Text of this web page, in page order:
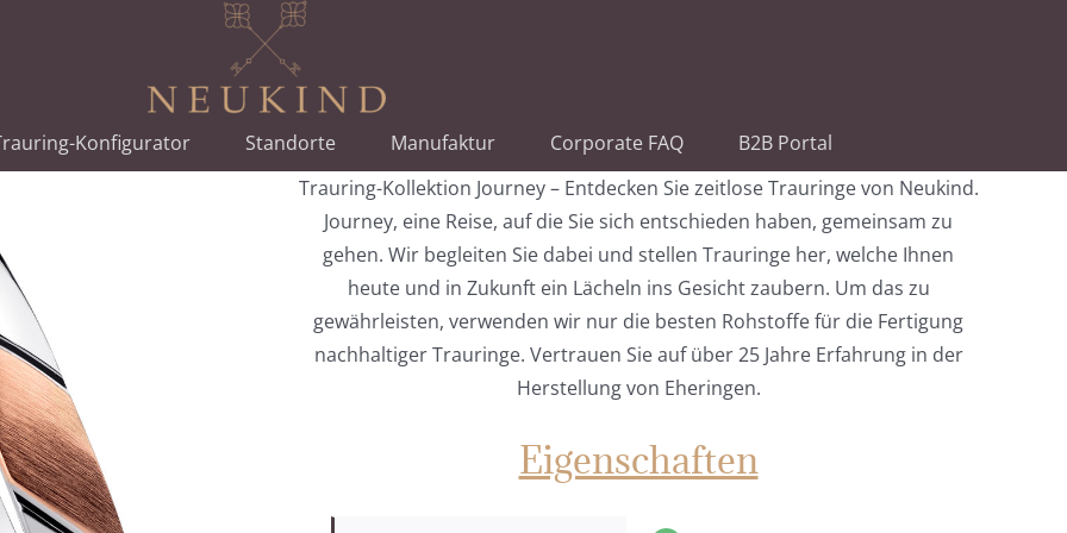
Konfigurator Standorte Manufaktur Corporate FAQ B2B Portal
Trauring-Kollektion Journey – Entdecken Sie zeitlose Trauringe von Neukind.
Journey, eine Reise, auf die Sie sich entschieden haben, gemeinsam zu
gehen. Wir begleiten Sie dabei und stellen Trauringe her, welche Ihnen
heute und in Zukunft ein Lächeln ins Gesicht zaubern. Um das zu
gewährleisten, verwenden wir nur die besten Rohstoffe für die Fertigung
nachhaltiger Trauringe. Vertrauen Sie auf über 25 Jahre Erfahrung in der
Herstellung von Eheringen.
Eigenschaften